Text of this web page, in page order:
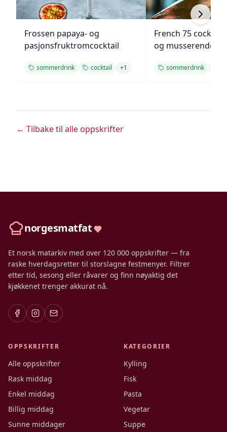
Frossen papaya- og
pasjonsfruktromcocktail
sommerdrink cocktail +1
French 75 cocktail
og musserende vin
sommerdrink
← Tilbake til alle oppskrifter
norgesmatfat
Et norsk matarkiv med over 120 000 oppskrifter — fra
raske hverdagsretter til storslagne festmenyer. Filtrer
etter tid, sesong eller råvarer og finn nøyaktig det
kjøkkenet trenger akkurat nå.
OPPSKRIFTER
Alle oppskrifter
Rask middag
Enkel middag
Billig middag
Sunne middager
KATEGORIER
Kylling
Fisk
Pasta
Vegetar
Suppe